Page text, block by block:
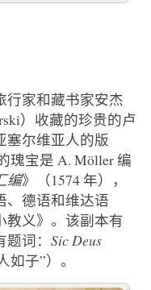
行家和藏书家安杰
）收藏的珍贵的卢
塞尔维亚人的版
瑰宝是 A. Möller 编
编》（1574 年），
、德语和维达语
教义》。该副本有
词： Sic Deus
如子”）。